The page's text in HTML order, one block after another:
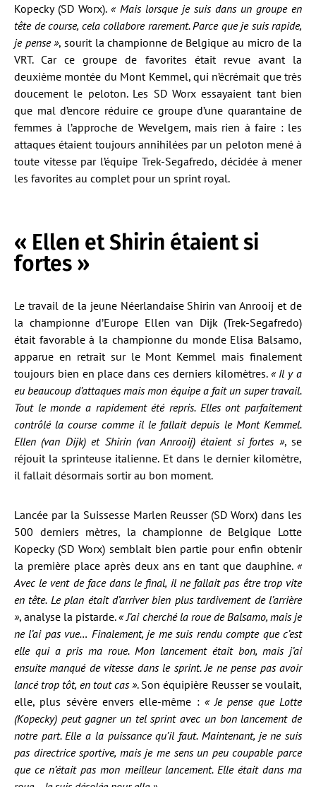
Kopecky (SD Worx). « Mais lorsque je suis dans un groupe en
tête de course, cela collabore rarement. Parce que je suis rapide,
je pense », sourit la championne de Belgique au micro de la
VRT. Car ce groupe de favorites était revue avant la
deuxième montée du Mont Kemmel, qui n’écrémait que très
doucement le peloton. Les SD Worx essayaient tant bien
que mal d’encore réduire ce groupe d’une quarantaine de
femmes à l’approche de Wevelgem, mais rien à faire : les
attaques étaient toujours annihilées par un peloton mené à
toute vitesse par l’équipe Trek-Segafredo, décidée à mener
les favorites au complet pour un sprint royal.
« Ellen et Shirin étaient si
fortes »
Le travail de la jeune Néerlandaise Shirin van Anrooij et de
la championne d’Europe Ellen van Dijk (Trek-Segafredo)
était favorable à la championne du monde Elisa Balsamo,
apparue en retrait sur le Mont Kemmel mais finalement
toujours bien en place dans ces derniers kilomètres. « Il y a
eu beaucoup d’attaques mais mon équipe a fait un super travail.
Tout le monde a rapidement été repris. Elles ont parfaitement
contrôlé la course comme il le fallait depuis le Mont Kemmel.
Ellen (van Dijk) et Shirin (van Anrooij) étaient si fortes », se
réjouit la sprinteuse italienne. Et dans le dernier kilomètre,
il fallait désormais sortir au bon moment.
Lancée par la Suissesse Marlen Reusser (SD Worx) dans les
500 derniers mètres, la championne de Belgique Lotte
Kopecky (SD Worx) semblait bien partie pour enfin obtenir
la première place après deux ans en tant que dauphine. «
Avec le vent de face dans le final, il ne fallait pas être trop vite
en tête. Le plan était d’arriver bien plus tardivement de l’arrière
», analyse la pistarde.« J’ai cherché la roue de Balsamo, mais je
ne l’ai pas vue… Finalement, je me suis rendu compte que c’est
elle qui a pris ma roue. Mon lancement était bon, mais j’ai
ensuite manqué de vitesse dans le sprint. Je ne pense pas avoir
lancé trop tôt, en tout cas ». Son équipière Reusser se voulait,
elle, plus sévère envers elle-même : « Je pense que Lotte
(Kopecky) peut gagner un tel sprint avec un bon lancement de
notre part. Elle a la puissance qu’il faut. Maintenant, je ne suis
pas directrice sportive, mais je me sens un peu coupable parce
que ce n’était pas mon meilleur lancement. Elle était dans ma